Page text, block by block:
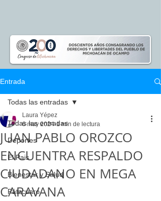
Entrada
Todas las entradas
Deportes
El Pais
Bienestar y Salud
Pátzcuaro
Todas las entradas
JUAN PABLO OROZCO
ENCUENTRA RESPALDO
CIUDADANO EN MEGA
CARAVANA
Laura Yépez
6 may 2024 1 min de lectura